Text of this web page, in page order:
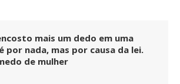
mais um dedo em uma
por nada, mas por causa da lei.
de mulher